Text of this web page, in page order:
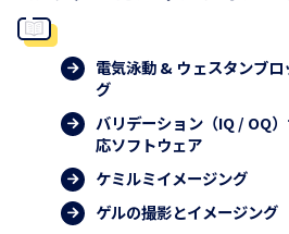
電気泳動 & ウェスタンブ
グ
バリデーション（IQ / OQ
応ソフトウェア
ケミルミイメージング
ゲルの撮影とイメージング